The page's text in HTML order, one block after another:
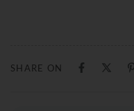
SHARE ON